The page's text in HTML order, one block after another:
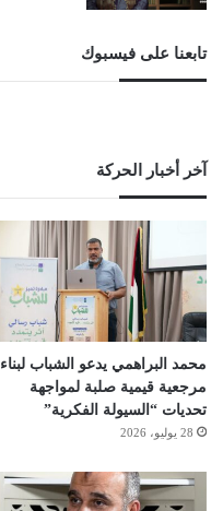
تابعنا على فيسبوك
آخر أخبار الحركة
محمد البراهمي يدعو الشباب لبناء
مرجعية قيمية صلبة لمواجهة
تحديات “السيولة الفكرية”
28 يوليو، 2026